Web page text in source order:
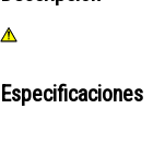
Especificaciones